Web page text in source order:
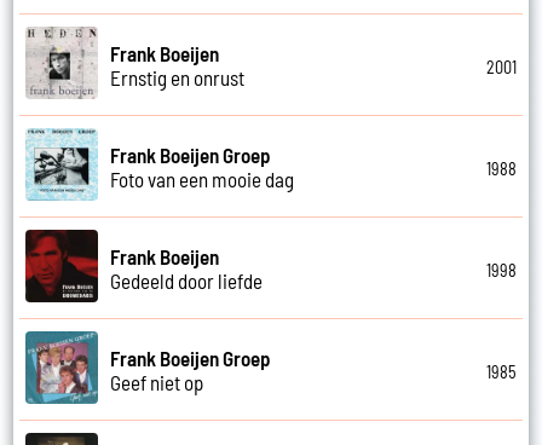
Frank Boeijen
Ernstig en onrust
2001
Frank Boeijen Groep
Foto van een mooie dag
1988
Frank Boeijen
Gedeeld door liefde
1998
Frank Boeijen Groep
Geef niet op
1985